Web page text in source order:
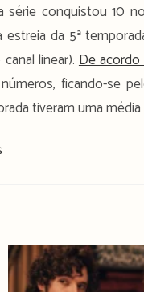
série conquistou 10
estreia da 5ª
linear). De
ficando-se
tiveram uma média